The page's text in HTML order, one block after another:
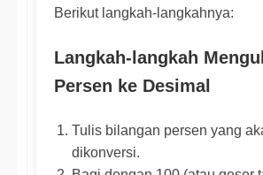
Berikut langkah-langkahnya:
Langkah-langkah
Persen ke Desimal
Tulis bilangan persen yang
dikonversi.